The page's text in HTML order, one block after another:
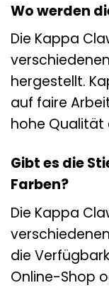
Wo werden
Die Kappa
hergestellt.
auf faire
hohe Qualität
Gibt es die
Farben?
Die Kappa
die
Online-Shop